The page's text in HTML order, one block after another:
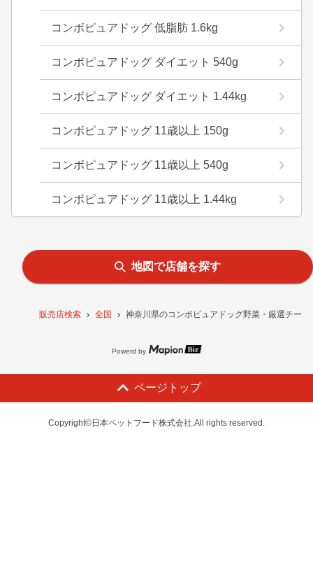
販売店検索 全国 神奈川県のコンボピュアドッグ野菜・厳選チー
コンボピュアドッグ 低脂肪 1.6kg
コンボピュアドッグ ダイエット 540g
コンボピュアドッグ ダイエット 1.44kg
コンボピュアドッグ 11歳以上 150g
コンボピュアドッグ 11歳以上 540g
コンボピュアドッグ 11歳以上 1.44kg
地図で店舗を探す
Powerd by
ページトップ
Copyright©日本ペットフード株式会社.All rights reserved.